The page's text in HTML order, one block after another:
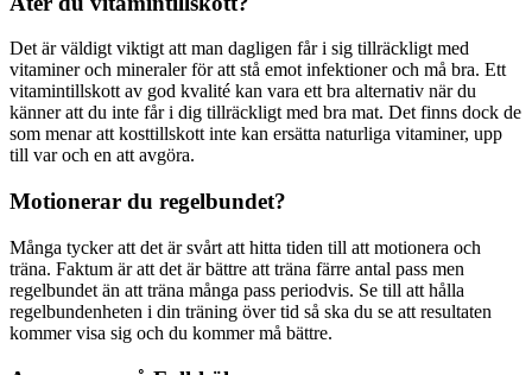
Det är väldigt viktigt att man dagligen får i sig tillräckligt med
vitaminer och mineraler för att stå emot infektioner och må bra. Ett
vitamintillskott av god kvalité kan vara ett bra alternativ när du
känner att du inte får i dig tillräckligt med bra mat. Det finns dock de
som menar att kosttillskott inte kan ersätta naturliga vitaminer, upp
till var och en att avgöra.
Motionerar du regelbundet?
Många tycker att det är svårt att hitta tiden till att motionera och
träna. Faktum är att det är bättre att träna färre antal pass men
regelbundet än att träna många pass periodvis. Se till att hålla
regelbundenheten i din träning över tid så ska du se att resultaten
kommer visa sig och du kommer må bättre.